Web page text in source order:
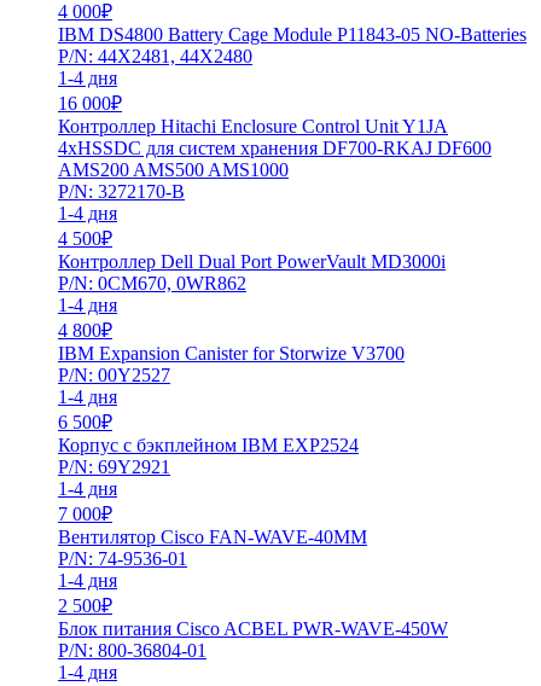
4 000₽
IBM DS4800 Battery Cage Module P11843-05 NO-Batteries
P/N: 44X2481, 44X2480
1-4 дня
16 000₽
Контроллер Hitachi Enclosure Control Unit Y1JA
4xHSSDC для систем хранения DF700-RKAJ DF600
AMS200 AMS500 AMS1000
P/N: 3272170-B
1-4 дня
4 500₽
Контроллер Dell Dual Port PowerVault MD3000i
P/N: 0CM670, 0WR862
1-4 дня
4 800₽
IBM Expansion Canister for Storwize V3700
P/N: 00Y2527
1-4 дня
6 500₽
Корпус с бэкплейном IBM EXP2524
P/N: 69Y2921
1-4 дня
7 000₽
Вентилятор Cisco FAN-WAVE-40MM
P/N: 74-9536-01
1-4 дня
2 500₽
Блок питания Cisco ACBEL PWR-WAVE-450W
P/N: 800-36804-01
1-4 дня